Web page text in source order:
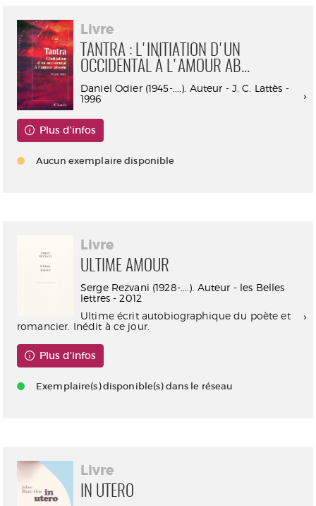
Livre
TANTRA : L'INITIATION D'UN
OCCIDENTAL À L'AMOUR AB...
Daniel Odier (1945-....). Auteur - J. C. Lattès -
1996
Plus d'infos
Aucun exemplaire disponible
Livre
ULTIME AMOUR
Serge Rezvani (1928-....). Auteur - les Belles
lettres - 2012
Ultime écrit autobiographique du poète et
romancier. Inédit à ce jour.
Plus d'infos
Exemplaire(s) disponible(s) dans le réseau
Livre
IN UTERO